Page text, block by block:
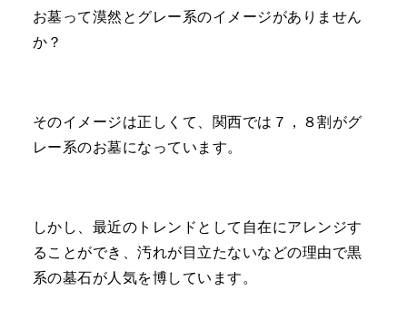
お墓って漠然とグレー系のイメージがありません
か？
そのイメージは正しくて、関西では７，８割がグ
レー系のお墓になっています。
しかし、最近のトレンドとして自在にアレンジす
ることができ、汚れが目立たないなどの理由で黒
系の墓石が人気を博しています。